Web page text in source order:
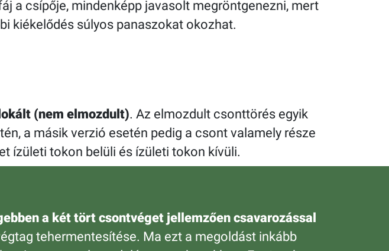
a csípője, mindenképp javasolt megröntgenezni, mert
kiékelődés súlyos panaszokat okozhat.
(nem elmozdult). Az elmozdult csonttörés egyik
a másik verzió esetén pedig a csont valamely része
ízületi tokon belüli és ízületi tokon kívüli.
a két tört csontvéget jellemzően csavarozással
tehermentesítése. Ma ezt a megoldást inkább